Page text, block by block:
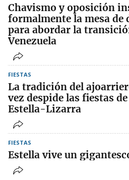
Chavismo y oposición
formalmente la mesa de
para abordar la
Venezuela
FIESTAS
La tradición del
vez despide las fiestas de
Estella-Lizarra
FIESTAS
Estella vive un